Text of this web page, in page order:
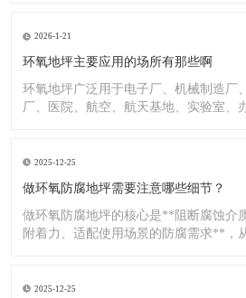
2026-1-21
环氧地坪主要应用的场所有那些啊
环氧地坪广泛用于电子厂、机械制造厂
厂、医院、航空、航天基地、实验室、
2025-12-25
做环氧防腐地坪需要注意哪些细节？
做环氧防腐地坪的核心是**阻断腐蚀介
附着力、适配使用场景的防腐需求**，
2025-12-25